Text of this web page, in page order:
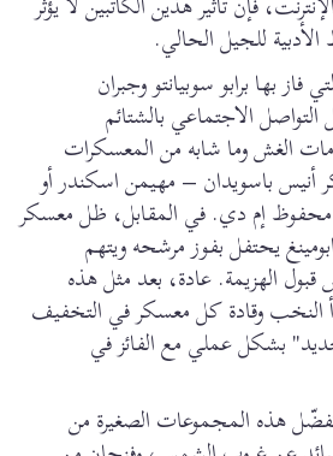
للجيل الحالي.
فاز بها برابو سوبيانتو وجبران
التواصل الاجتماعي بالشتائم
الغش وما شابه من المعسكرات
أنيس باسويدان – مهيمن اسكندر أو
محفوظ إم دي. في المقابل، ظل معسكر
يحتفل بفوز مرشحه ويتهم
الهزيمة. عادة، بعد مثل هذه
النخب وقادة كل معسكر في التخفيف
بشكل عملي مع الفائز في
هذه المجموعات الصغيرة من